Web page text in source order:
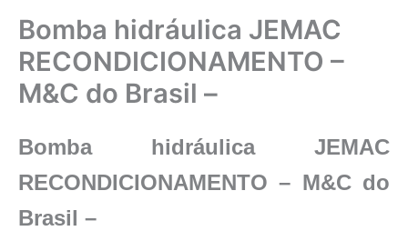
Bomba hidráulica JEMAC
RECONDICIONAMENTO –
M&C do Brasil –
Bomba hidráulica JEMAC
RECONDICIONAMENTO – M&C do
Brasil –